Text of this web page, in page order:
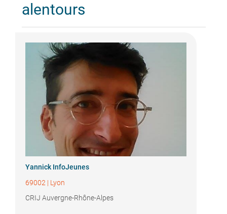
alentours
Yannick InfoJeunes
69002 | Lyon
CRIJ Auvergne-Rhône-Alpes